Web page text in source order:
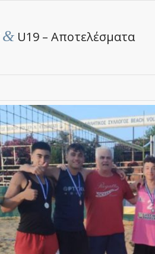
& U19 – Αποτελέσματα